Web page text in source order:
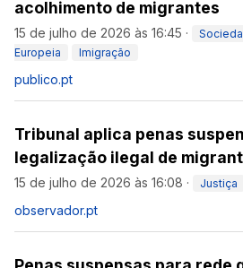
acolhimento de migrantes
15 de julho de 2026 às 16:45 ·
Europeia
Imigração
publico.pt
Tribunal aplica penas
legalização ilegal de
15 de julho de 2026 às 16:08 · Justiça
observador.pt